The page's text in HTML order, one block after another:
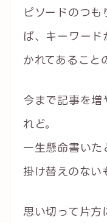
ピソードのつ
ば、キーワード
かれてあること
今まで記事を増
れど。
一生懸命書いた
掛け替えのない
思い切って片方